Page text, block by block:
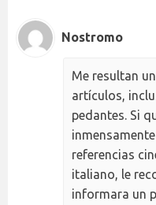
Nostromo
Me resultan
artículos,
pedantes. Si
referencias
italiano, le
informara un